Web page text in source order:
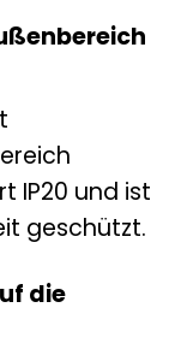
IP20 und ist
geschützt.
die